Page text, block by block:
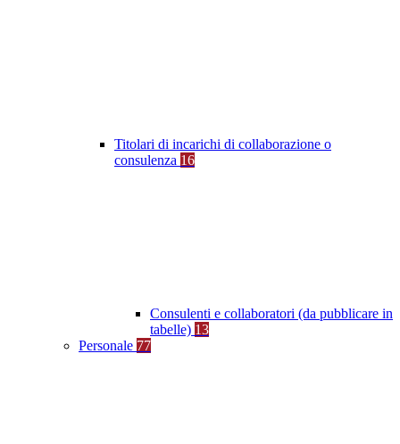
Titolari di incarichi di collaborazione o
consulenza 16
Consulenti e collaboratori (da pubblicare in
tabelle) 13
Personale 77